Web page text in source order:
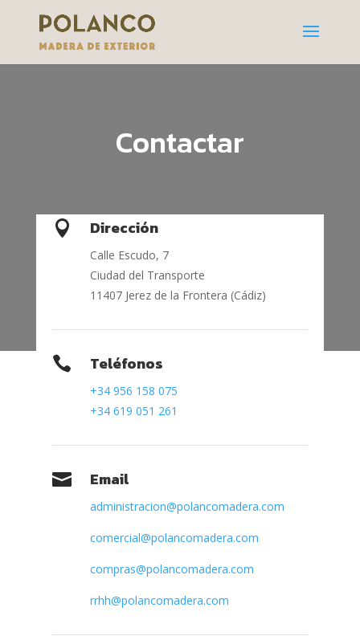
Contactar
 Dirección
Calle Escudo, 7
Ciudad del Transporte
11407 Jerez de la Frontera (Cádiz)
 Teléfonos
+34 956 158 075
+34 619 051 261
 Email
administracion@polancomadera.com
comercial@polancomadera.com
compras@polancomadera.com
rrhh@polancomadera.com